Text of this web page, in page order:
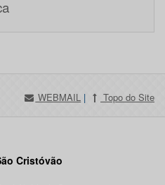
WEBMAIL | Topo do Site
Cristóvão